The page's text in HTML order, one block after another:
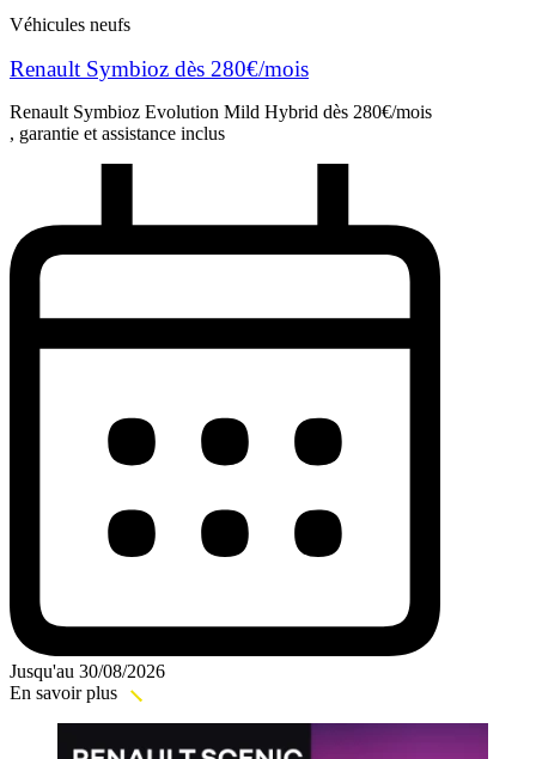
Véhicules neufs
Renault Symbioz dès 280€/mois
Renault Symbioz Evolution Mild Hybrid dès 280€/mois
, garantie et assistance inclus
Jusqu'au 30/08/2026
En savoir plus